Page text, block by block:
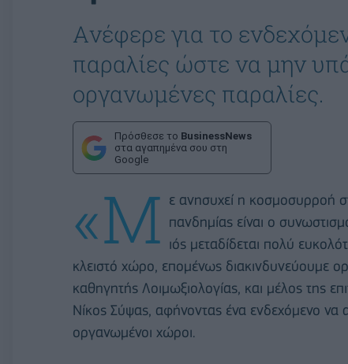
Aνέφερε για το
παραλίες ώστε να μην
οργανωμένες παραλίες.
Πρόσθεσε το BusinessNews
στα αγαπημένα σου στη
Google
«Μ ε ανησυχεί η κοσμοσυρροή
πανδημίας είναι ο
ιός μεταδίδεται πολύ
κλειστό χώρο, επομένως διακινδυνεύουμε
καθηγητής Λοιμωξιολογίας, και μέλος της
Νίκος Σύψας, αφήνοντας ένα ενδεχόμενο να
οργανωμένοι χώροι.